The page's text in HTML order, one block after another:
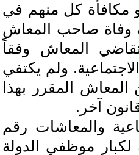
من راتب أو مكافأة كل منهم في
وفاة صاحب المعاش
المعاش وفقاً
ولم يكتفي
المقرر بهذا
آخر.
والمعاشات رقم
خاصة لكبار موظفي الدولة